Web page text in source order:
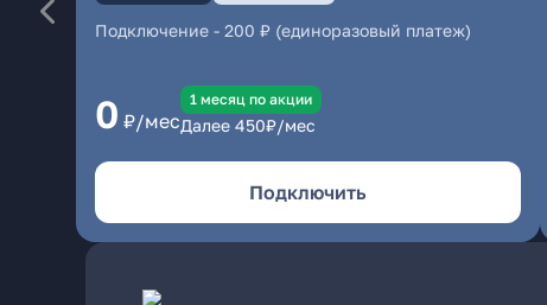
Подключение - 200 ₽ (единоразовый платеж)
0 ₽/мес
1 месяц по акции
Далее 450₽/мес
Подключить